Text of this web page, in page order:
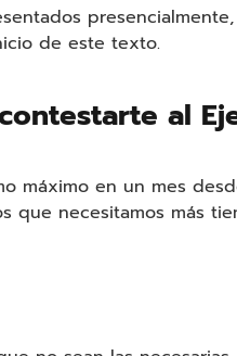
de este texto.
al
máximo en un mes
que necesitamos más